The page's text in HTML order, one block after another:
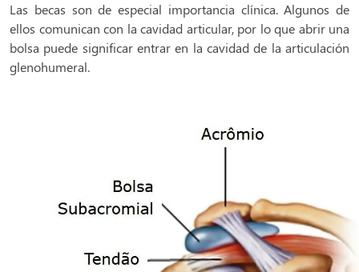
Las becas son de especial importancia clínica. Algunos de
ellos comunican con la cavidad articular, por lo que abrir una
bolsa puede significar entrar en la cavidad de la articulación
glenohumeral.